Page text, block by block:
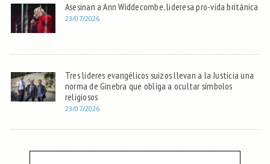
Asesinan a Ann Widdecombe, lideresa pro-vida británica
23/07/2026
Tres líderes evangélicos suizos llevan a la Justicia una
norma de Ginebra que obliga a ocultar símbolos
religiosos
23/07/2026